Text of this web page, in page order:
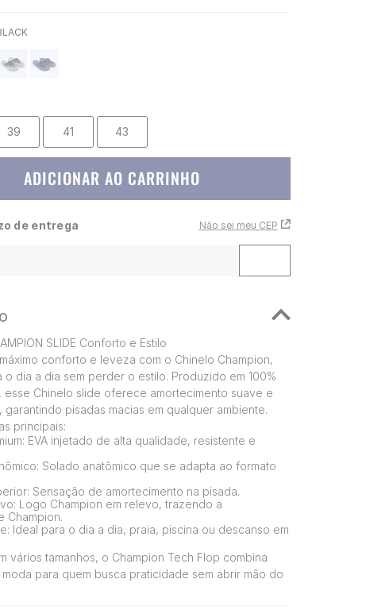
39 41 43
ADICIONAR AO CARRINHO
de entrega Não sei meu CEP
SLIDE Conforto e Estilo
conforto e leveza com o Chinelo Champion,
o dia a dia sem perder o estilo. Produzido em 100%
esse Chinelo slide oferece amortecimento suave e
garantindo pisadas macias em qualquer ambiente.
principais:
EVA injetado de alta qualidade, resistente e
Solado anatômico que se adapta ao formato
Sensação de amortecimento na pisada.
Logo Champion em relevo, trazendo a
Champion.
Ideal para o dia a dia, praia, piscina ou descanso em
vários tamanhos, o Champion Tech Flop combina
para quem busca praticidade sem abrir mão do